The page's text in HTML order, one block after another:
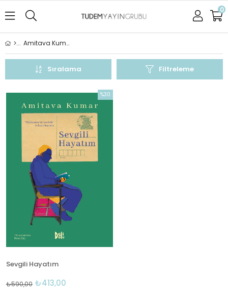
0
Amitava Kumar
Filtreleme
Sıralama
Sevgili Hayatım
₺413,00
₺590,00
%30